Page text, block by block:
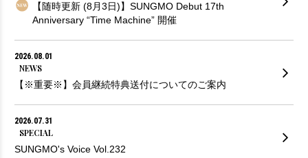
【随時更新 (8月3日)】SUNGMO Debut 17th
Anniversary “Time Machine” 開催
2026.08.01
NEWS
【※重要※】会員継続特典送付についてのご案内
2026.07.31
SPECIAL
SUNGMO's Voice Vol.232